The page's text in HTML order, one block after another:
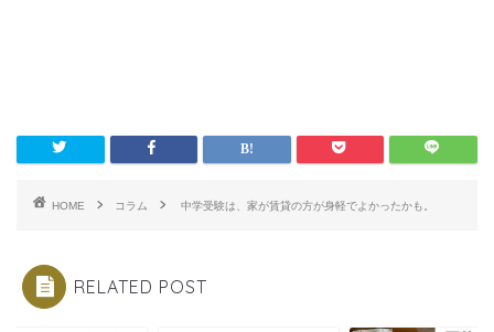
HOME コラム 中学受験は、家が賃貸の方が身軽でよかったかも。
RELATED POST